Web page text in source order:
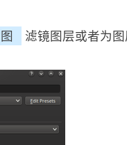
滤镜图层或者为